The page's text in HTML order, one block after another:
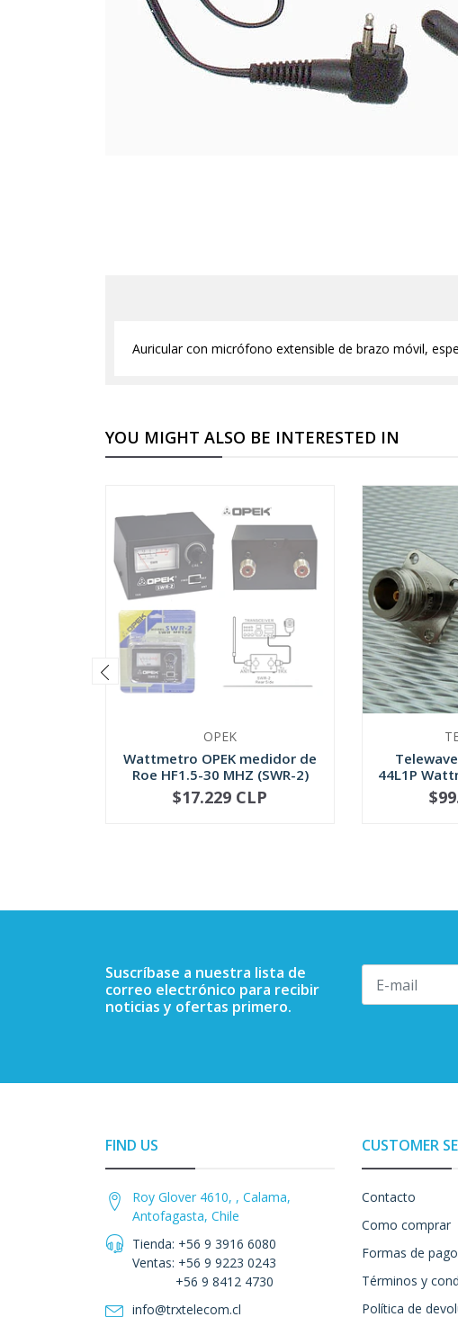
Auricular con micrófono extensible de brazo móvil,
YOU MIGHT ALSO BE INTERESTED IN
OPEK
Wattmetro OPEK medidor de
Roe HF1.5-30 MHZ (SWR-2)
NOT AVAILABLE
$17.229 CLP
44L1P
Suscríbase a nuestra lista de
correo electrónico para recibir
noticias y ofertas primero.
FIND US
Roy Glover 4610, , Calama,
Antofagasta, Chile
Tienda: +56 9 3916 6080
Ventas: +56 9 9223 0243
+56 9 8412 4730
info@trxtelecom.cl
CUSTOMER
Contacto
Como comprar
Formas de pago
Términos y
Política de